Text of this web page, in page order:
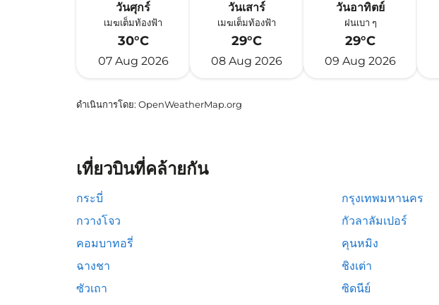
วันศุกร์
เมฆเต็มท้องฟ้า
30°C
07 Aug 2026
วันเสาร์
เมฆเต็มท้องฟ้า
29°C
08 Aug 2026
วันอาทิตย์
ฝนเบา ๆ
29°C
09 Aug 2026
ดำเนินการโดย: OpenWeatherMap.org
เที่ยวบินที่คล้ายกัน
กระบี่ กรุงเทพมหานคร
กวางโจว
กัวลาลัมเปอร์
คอมบาทอรี่
คุนหมิง
ฉางชา
ชิงเต่า
ซัวเถา
ซิดนีย์